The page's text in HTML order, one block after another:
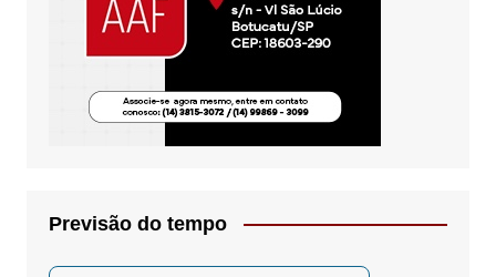
Previsão do tempo